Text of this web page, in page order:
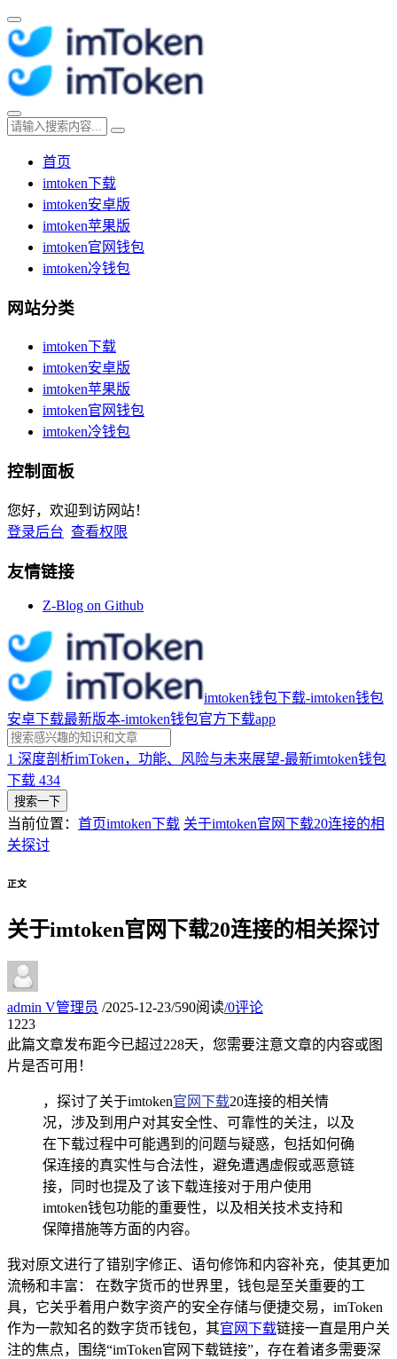
首页
imtoken下载
imtoken安卓版
imtoken苹果版
imtoken官网钱包
imtoken冷钱包
网站分类
imtoken下载
imtoken安卓版
imtoken苹果版
imtoken官网钱包
imtoken冷钱包
控制面板
您好，欢迎到访网站！
登录后台 查看权限
友情链接
Z-Blog on Github
imtoken钱包下载-imtoken钱包
安卓下载最新版本-imtoken钱包官方下载app
1 深度剖析imToken，功能、风险与未来展望-最新imtoken钱包
下载 434
搜索一下
当前位置： 首页imtoken下载 关于imtoken官网下载20连接的相
关探讨
正文
关于imtoken官网下载20连接的相关探讨
admin V管理员 /2025-12-23/590阅读/0评论
1223
此篇文章发布距今已超过228天，您需要注意文章的内容或图
片是否可用！
，探讨了关于imtoken官网下载20连接的相关情
况，涉及到用户对其安全性、可靠性的关注，以及
在下载过程中可能遇到的问题与疑惑，包括如何确
保连接的真实性与合法性，避免遭遇虚假或恶意链
接，同时也提及了该下载连接对于用户使用
imtoken钱包功能的重要性，以及相关技术支持和
保障措施等方面的内容。
我对原文进行了错别字修正、语句修饰和内容补充，使其更加
流畅和丰富： 在数字货币的世界里，钱包是至关重要的工
具，它关乎着用户数字资产的安全存储与便捷交易，imToken
作为一款知名的数字货币钱包，其官网下载链接一直是用户关
注的焦点，围绕“imToken官网下载链接”，存在着诸多需要深